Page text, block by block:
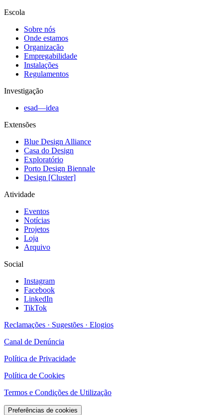
Escola
Sobre nós
Onde estamos
Organização
Empregabilidade
Instalações
Regulamentos
Investigação
esad—idea
Extensões
Blue Design Alliance
Casa do Design
Exploratório
Porto Design Biennale
Design [Cluster]
Atividade
Eventos
Notícias
Projetos
Loja
Arquivo
Social
Instagram
Facebook
LinkedIn
TikTok
Reclamações · Sugestões · Elogios
Canal de Denúncia
Política de Privacidade
Política de Cookies
Termos e Condições de Utilização
Preferências de cookies